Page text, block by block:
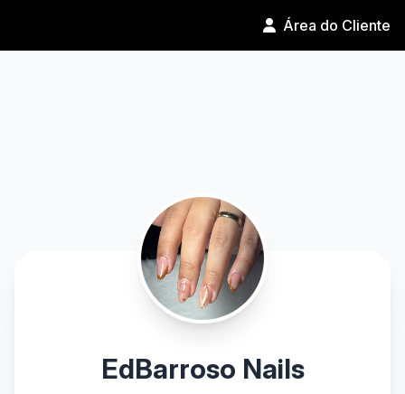
Área do Cliente
EdBarroso Nails